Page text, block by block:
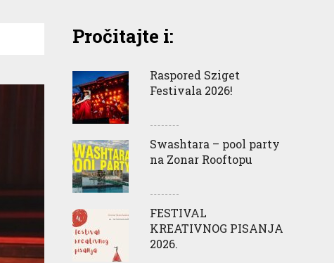
Pročitajte i:
Raspored Sziget
Festivala 2026!
Swashtara – pool party
na Zonar Rooftopu
FESTIVAL
KREATIVNOG PISANJA
2026.